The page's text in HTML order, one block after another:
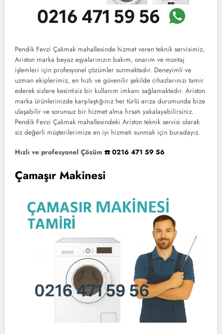
Pendik Fevzi Çakmak mahallesinde hizmet veren teknik servisimiz,
Ariston marka beyaz eşyalarınızın bakım, onarım ve montaj
işlemleri için profesyonel çözümler sunmaktadır. Deneyimli ve
uzman ekiplerimiz, en hızlı ve güvenilir şekilde cihazlarınızı tamir
ederek sizlere kesintisiz bir kullanım imkanı sağlamaktadır. Ariston
marka ürünlerinizde karşılaştığınız her türlü arıza durumunda bize
ulaşabilir ve sorunsuz bir hizmet alma fırsatı yakalayabilirsiniz.
Pendik Fevzi Çakmak mahallesindeki Ariston teknik servisi olarak
siz değerli müşterilerimize en iyi hizmeti sunmak için buradayız.
Hızlı ve profesyonel Çözüm ☎️ 0216 471 59 56
Çamaşır Makinesi